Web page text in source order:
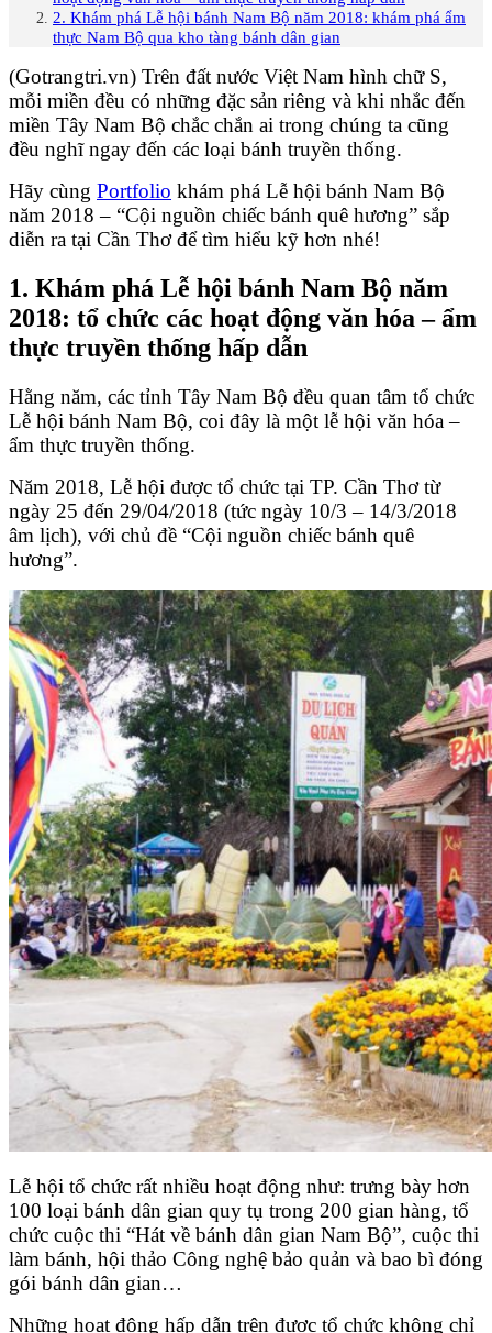
2. Khám phá Lễ hội bánh Nam Bộ năm 2018: khám phá ẩm
thực Nam Bộ qua kho tàng bánh dân gian
(Gotrangtri.vn) Trên đất nước Việt Nam hình chữ S,
mỗi miền đều có những đặc sản riêng và khi nhắc đến
miền Tây Nam Bộ chắc chắn ai trong chúng ta cũng
đều nghĩ ngay đến các loại bánh truyền thống.
Hãy cùng Portfolio khám phá Lễ hội bánh Nam Bộ
năm 2018 – “Cội nguồn chiếc bánh quê hương” sắp
diễn ra tại Cần Thơ để tìm hiểu kỹ hơn nhé!
1. Khám phá Lễ hội bánh Nam Bộ năm
2018: tổ chức các hoạt động văn hóa – ẩm
thực truyền thống hấp dẫn
Hằng năm, các tỉnh Tây Nam Bộ đều quan tâm tổ chức
Lễ hội bánh Nam Bộ, coi đây là một lễ hội văn hóa –
ẩm thực truyền thống.
Năm 2018, Lễ hội được tổ chức tại TP. Cần Thơ từ
ngày 25 đến 29/04/2018 (tức ngày 10/3 – 14/3/2018
âm lịch), với chủ đề “Cội nguồn chiếc bánh quê
hương”.
Lễ hội tổ chức rất nhiều hoạt động như: trưng bày hơn
100 loại bánh dân gian quy tụ trong 200 gian hàng, tổ
chức cuộc thi “Hát về bánh dân gian Nam Bộ”, cuộc thi
làm bánh, hội thảo Công nghệ bảo quản và bao bì đóng
gói bánh dân gian…
Những hoạt động hấp dẫn trên được tổ chức không chỉ